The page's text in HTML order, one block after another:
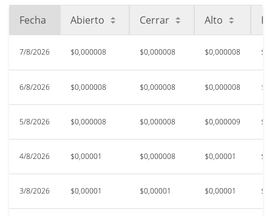
All Time Low
$0,00000689
Fecha Abierto Cerrar Alto
7/8/2026 $0,000008 $0,000008 $0,000008
6/8/2026 $0,000008 $0,000008 $0,000008
5/8/2026 $0,000008 $0,000008 $0,000009
4/8/2026 $0,00001 $0,000008 $0,00001
3/8/2026 $0,00001 $0,00001 $0,00001